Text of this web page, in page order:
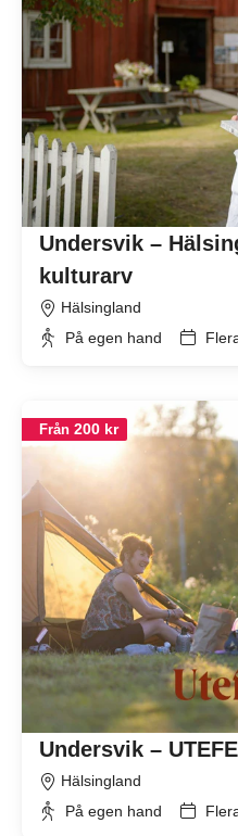
Undersvik –
kulturarv
Hälsingland
På egen hand
Undersvik –
Hälsingland
På egen hand
Från 200 kr